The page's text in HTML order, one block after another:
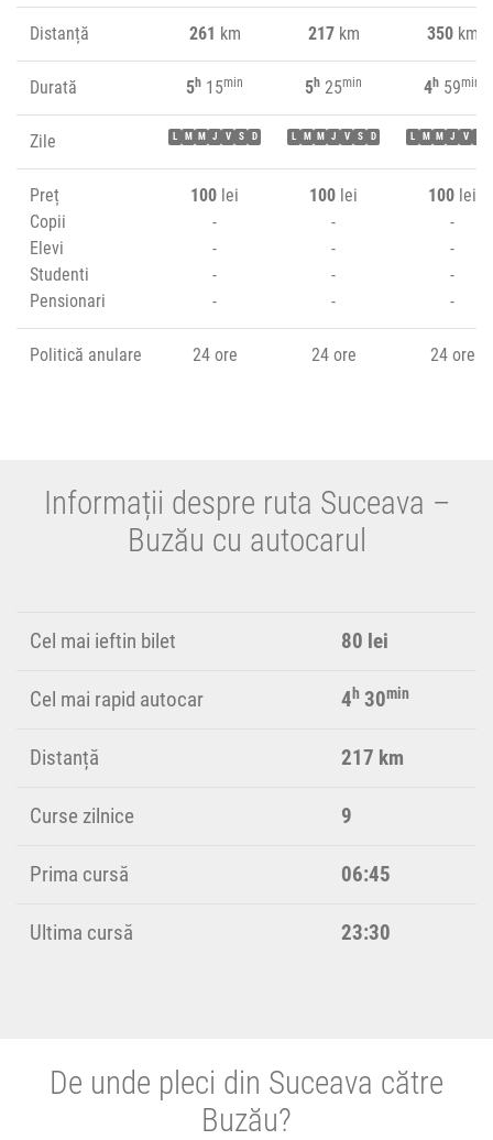
Distanță 261 km 217km 350km
Durată 5h 15min 5h 25min 4h 59min
Zile L M M J V S D L M M J V S D L M M J V
Preț
Copii
Elevi
Studenti
Pensionari
100 lei
-
-
-
-
100 lei
-
-
-
-
100 lei
-
-
-
-
Politică anulare 24 ore 24 ore 24 ore
Informații despre ruta Suceava –
Buzău cu autocarul
Cel mai ieftin bilet 80 lei
Cel mai rapid autocar 4h 30min
Distanță 217 km
Curse zilnice 9
Prima cursă 06:45
Ultima cursă 23:30
De unde pleci din Suceava către
Buzău?